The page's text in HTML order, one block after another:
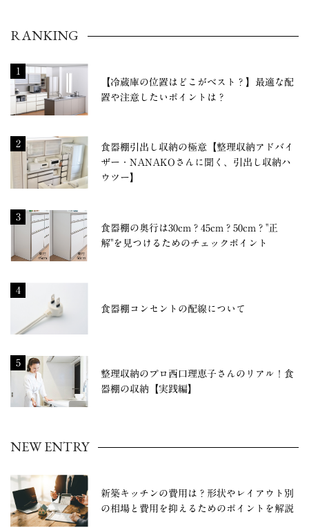
RANKING
1
【冷蔵庫の位置はどこがベスト？】最適な配
置や注意したいポイントは？
2
食器棚引出し収納の極意【整理収納アドバイ
ザー・NANAKOさんに聞く、引出し収納ハ
ウツー】
3
食器棚の奥行は30cm？45cm？50cm？"正
解"を見つけるためのチェックポイント
4
食器棚コンセントの配線について
5
整理収納のプロ西口理恵子さんのリアル！食
器棚の収納【実践編】
NEW ENTRY
新築キッチンの費用は？形状やレイアウト別
の相場と費用を抑えるためのポイントを解説